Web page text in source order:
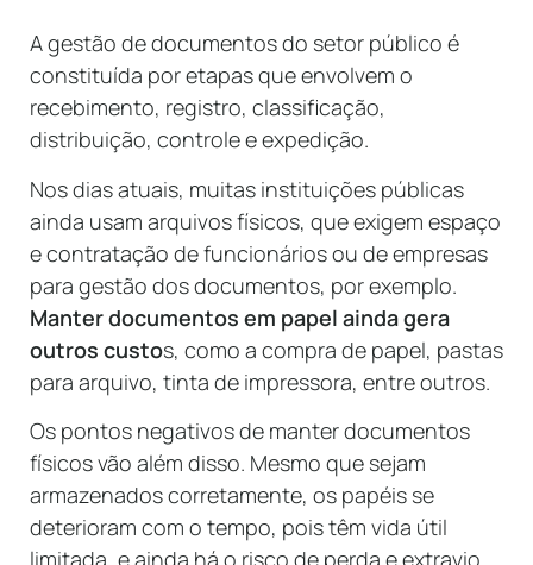
A gestão de documentos do setor público é
constituída por etapas que envolvem o
recebimento, registro, classificação,
distribuição, controle e expedição.
Nos dias atuais, muitas instituições públicas
ainda usam arquivos físicos, que exigem espaço
e contratação de funcionários ou de empresas
para gestão dos documentos, por exemplo.
Manter documentos em papel ainda gera
outros custos, como a compra de papel, pastas
para arquivo, tinta de impressora, entre outros.
Os pontos negativos de manter documentos
físicos vão além disso. Mesmo que sejam
armazenados corretamente, os papéis se
deterioram com o tempo, pois têm vida útil